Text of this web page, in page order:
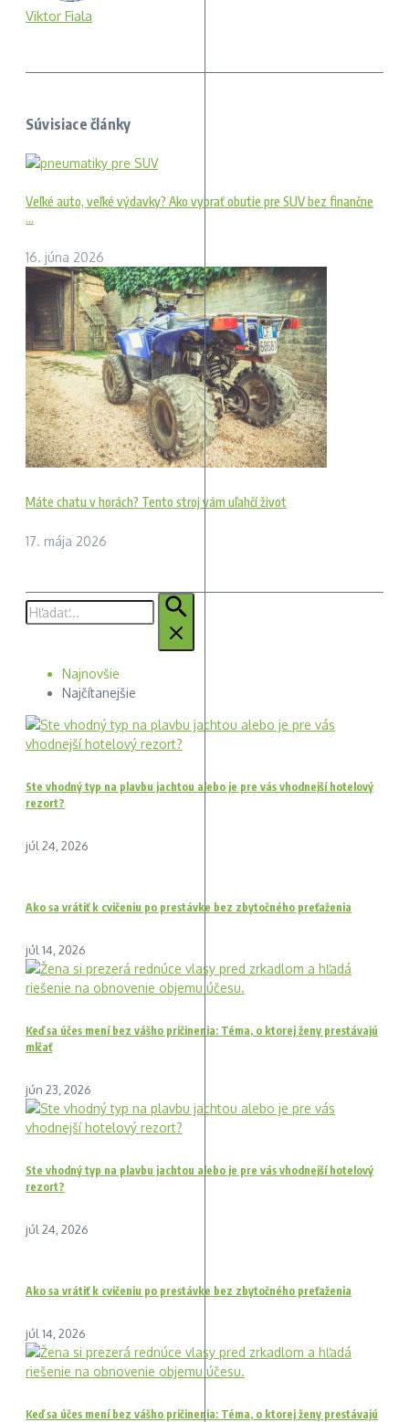
Viktor Fiala
Súvisiace články
Veľké auto, veľké výdavky? Ako vybrať obutie pre SUV bez finančne
...
16. júna 2026
Máte chatu v horách? Tento stroj vám uľahčí život
17. mája 2026
Hľadať:
Najnovšie
Najčítanejšie
Ste vhodný typ na plavbu jachtou alebo je pre vás vhodnejší hotelový
rezort?
júl 24, 2026
Ako sa vrátiť k cvičeniu po prestávke bez zbytočného preťaženia
júl 14, 2026
Keď sa účes mení bez vášho pričinenia: Téma, o ktorej ženy prestávajú
mlčať
jún 23, 2026
Ste vhodný typ na plavbu jachtou alebo je pre vás vhodnejší hotelový
rezort?
júl 24, 2026
Ako sa vrátiť k cvičeniu po prestávke bez zbytočného preťaženia
júl 14, 2026
Keď sa účes mení bez vášho pričinenia: Téma, o ktorej ženy prestávajú